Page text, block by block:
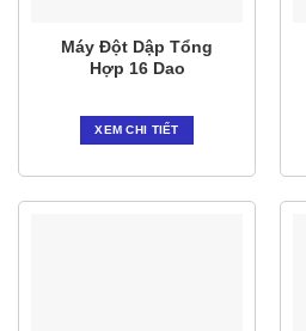
Máy Đột Dập Tổng
Hợp 16 Dao
XEM CHI TIẾT